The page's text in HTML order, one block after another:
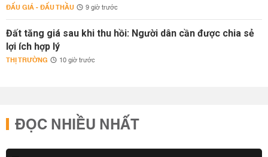
ĐẤU GIÁ - ĐẤU THẦU 9 giờ trước
Đất tăng giá sau khi thu hồi: Người dân cần được chia sẻ
lợi ích hợp lý
THỊ TRƯỜNG 10 giờ trước
ĐỌC NHIỀU NHẤT